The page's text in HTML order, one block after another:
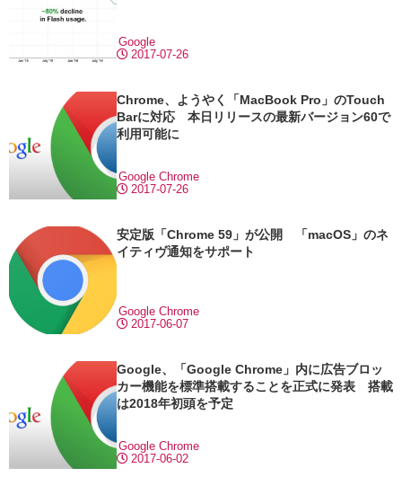
2017-07-26
Google
Chrome、ようやく「MacBook Pro」のTouch
Barに対応 本日リリースの最新バージョン60で
利用可能に
2017-07-26
Google Chrome
安定版「Chrome 59」が公開 「macOS」のネ
イティヴ通知をサポート
2017-06-07
Google Chrome
Google、「Google Chrome」内に広告ブロッ
カー機能を標準搭載することを正式に発表 搭載
は2018年初頭を予定
2017-06-02
Google Chrome